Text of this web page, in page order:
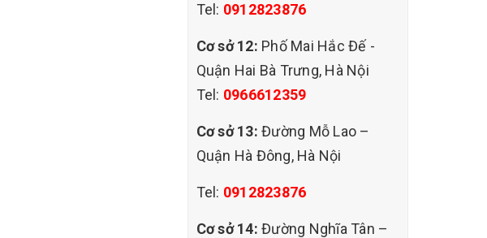
Tel: 0912823876
Cơ sở 12: Phố Mai Hắc Đế -
Quận Hai Bà Trưng, Hà Nội
Tel: 0966612359
Cơ sở 13: Đường Mỗ Lao –
Quận Hà Đông, Hà Nội
Tel: 0912823876
Cơ sở 14: Đường Nghĩa Tân –